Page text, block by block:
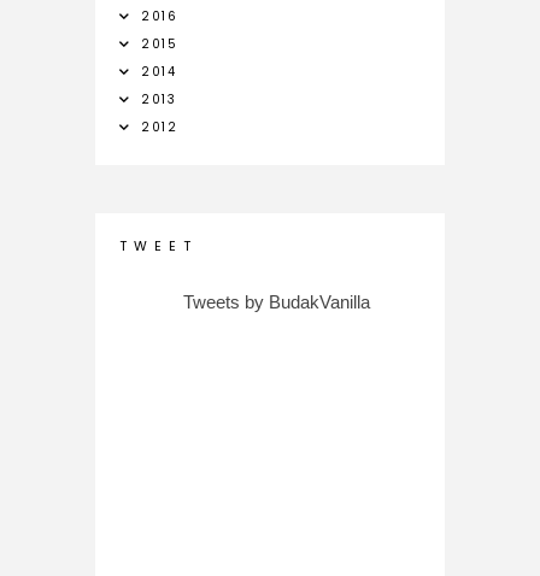
2016
2015
2014
2013
2012
T W E E T
Tweets by BudakVanilla